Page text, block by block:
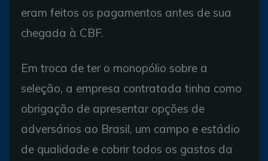
eram feitos os pagamentos antes de sua
chegada à CBF.
Em troca de ter o monopólio sobre a
seleção, a empresa contratada tinha como
obrigação de apresentar opções de
adversários ao Brasil, um campo e estádio
de qualidade e cobrir todos os gastos da